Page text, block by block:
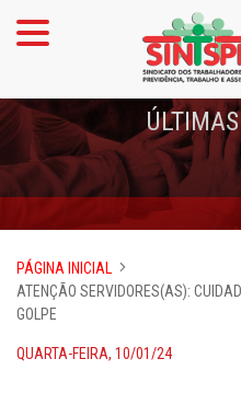
PÁGINA INICIAL
ATENÇÃO SERVIDORES(AS):
GOLPE
QUARTA-FEIRA, 10/01/24